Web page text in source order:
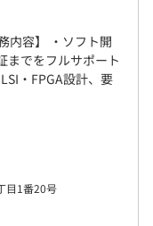
内容】 ・ソフト開
までをフルサポート
・FPGA設計、要
目1番20号